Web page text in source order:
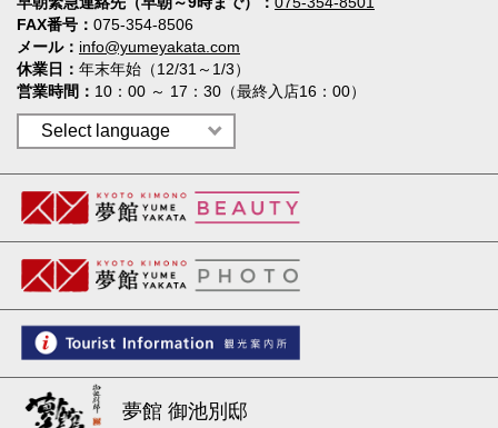
FAX番号
075-354-8506
メール
info@yumeyakata.com
休業日
年末年始（12/31～1/3）
営業時間
10：00 ～ 17：30（最終入店16：00）
夢館 御池別邸